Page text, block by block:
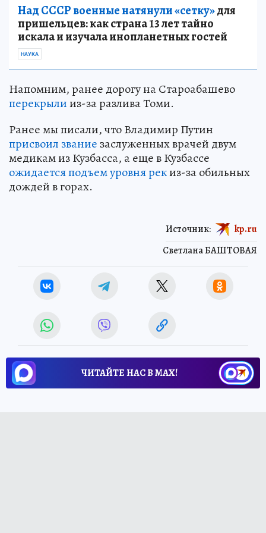
Над СССР военные натянули «сетку»для
пришельцев: как страна 13 лет тайно
искала и изучала инопланетных гостей
НАУКА
Напомним, ранее дорогу на Староабашево
перекрылииз-за разлива Томи.
Ранее мы писали, что Владимир Путин
присвоил звание заслуженных врачей двум
медикам из Кузбасса, а еще в Кузбассе
ожидается подъем уровня рекиз-за обильных
дождей в горах.
Светлана БАШТОВАЯ
Источник: kp.ru
ЧИТАЙТЕ НАС В МАХ!